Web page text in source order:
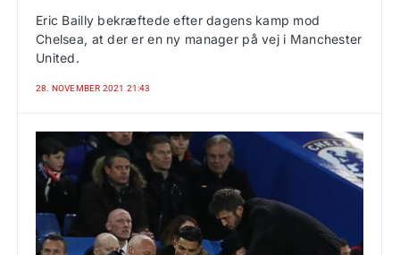
Eric Bailly bekræftede efter dagens kamp mod
Chelsea, at der er en ny manager på vej i Manchester
United.
28. NOVEMBER 2021 21:43